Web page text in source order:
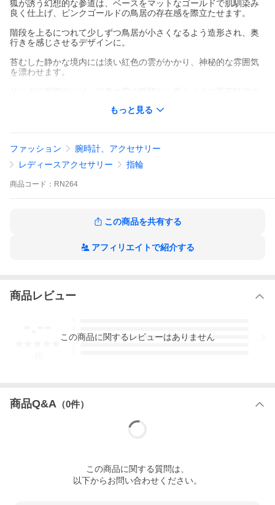
狐が誘う幻想的な参道は、ベースをマットなゴールドで肌馴染み
良く仕上げ、ピンクゴールドの鳥居の存在感を際立たせます。
階段を上るにつれて少しずつ鳥居が小さくなるよう造形され、奥
行きを感じさせるデザインに。
苔むした静かな境内には淡い紅色の雲がかかり、神秘的な雰囲気
を漂わせます。
※フリーサイズではございません。
素 材：真鍮、ピューター
Made in Japan
※注意※
に異なる繊細な作りとなっております。
また、着用後の返品は承りかねますので、ご了承ください。
もっと見る
ファッション
腕時計、アクセサリー
レディースアクセサリー
指輪
商品 コード： RN264
この商品を共有する
アフィリエイトで紹介する
商品レビュー
3
この商品に関するレビューはありません
商品Q&A （0件）
この商品に関する質問は、
以下からお問い合わせください。